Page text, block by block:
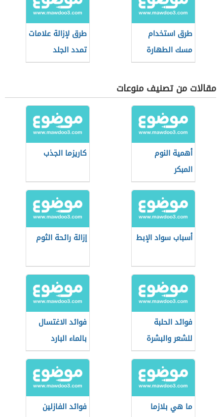
طرق استخدام
مسك الطهارة
طرق لإزالة علامات
تمدد الجلد
مقالات من تصنيف منوعات
أهمية النوم
المبكر
كاريزما الجذب
أسباب سواد الإبط إزالة رائحة الثوم
فوائد الحلبة
للشعر والبشرة
فوائد الاغتسال
بالماء البارد
ما هي بلازما
فوائد الفازلين